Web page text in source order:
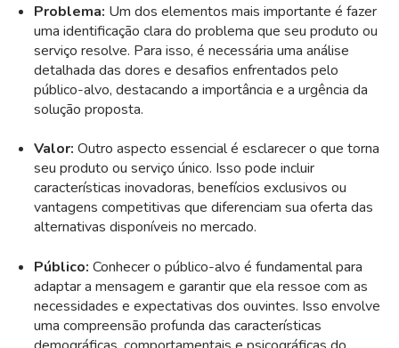
Problema: Um dos elementos mais importante é fazer
uma identificação clara do problema que seu produto ou
serviço resolve. Para isso, é necessária uma análise
detalhada das dores e desafios enfrentados pelo
público-alvo, destacando a importância e a urgência da
solução proposta.
Valor: Outro aspecto essencial é esclarecer o que torna
seu produto ou serviço único. Isso pode incluir
características inovadoras, benefícios exclusivos ou
vantagens competitivas que diferenciam sua oferta das
alternativas disponíveis no mercado.
Público: Conhecer o público-alvo é fundamental para
adaptar a mensagem e garantir que ela ressoe com as
necessidades e expectativas dos ouvintes. Isso envolve
uma compreensão profunda das características